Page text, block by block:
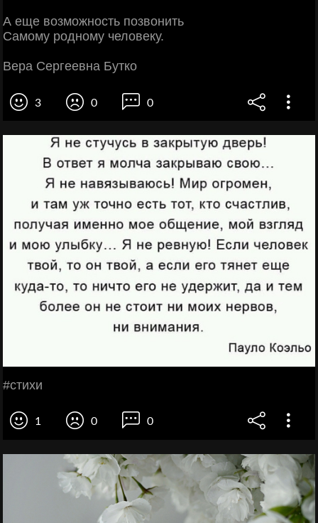
А еще возможность позвонить
Самому родному человеку.
Вера Сергеевна Бутко
3 0 0
#стихи
1 0 0